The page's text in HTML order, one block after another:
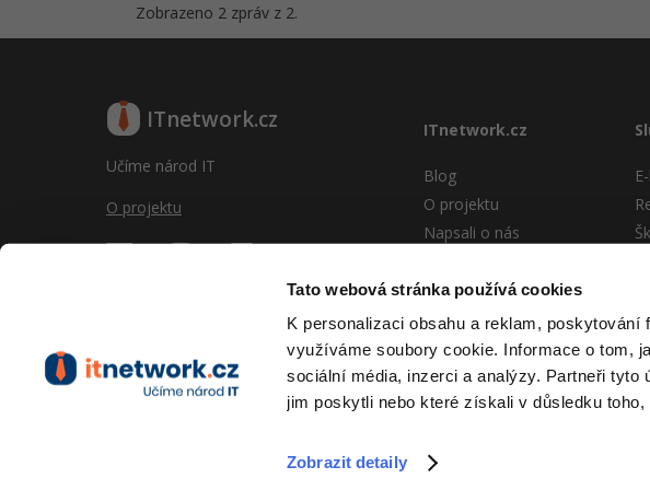
Tato webová stránka používá cookies
K personalizaci obsahu a reklam,
využíváme soubory cookie. Informace o tom,
sociální média, inzerci a analýzy. Partneři
jim poskytli nebo které získali v důsledku
Zobrazit detaily
Zobrazeno 2 zpráv z 2.
ITnetwork.cz
Učíme národ IT
O projektu
ITnetwork.cz
Blog
O projektu
Napsali o nás
Vývoj systému
Provozní podmínky
RSS
Kontakt
Copyright © 2026 itnetwork.cz.